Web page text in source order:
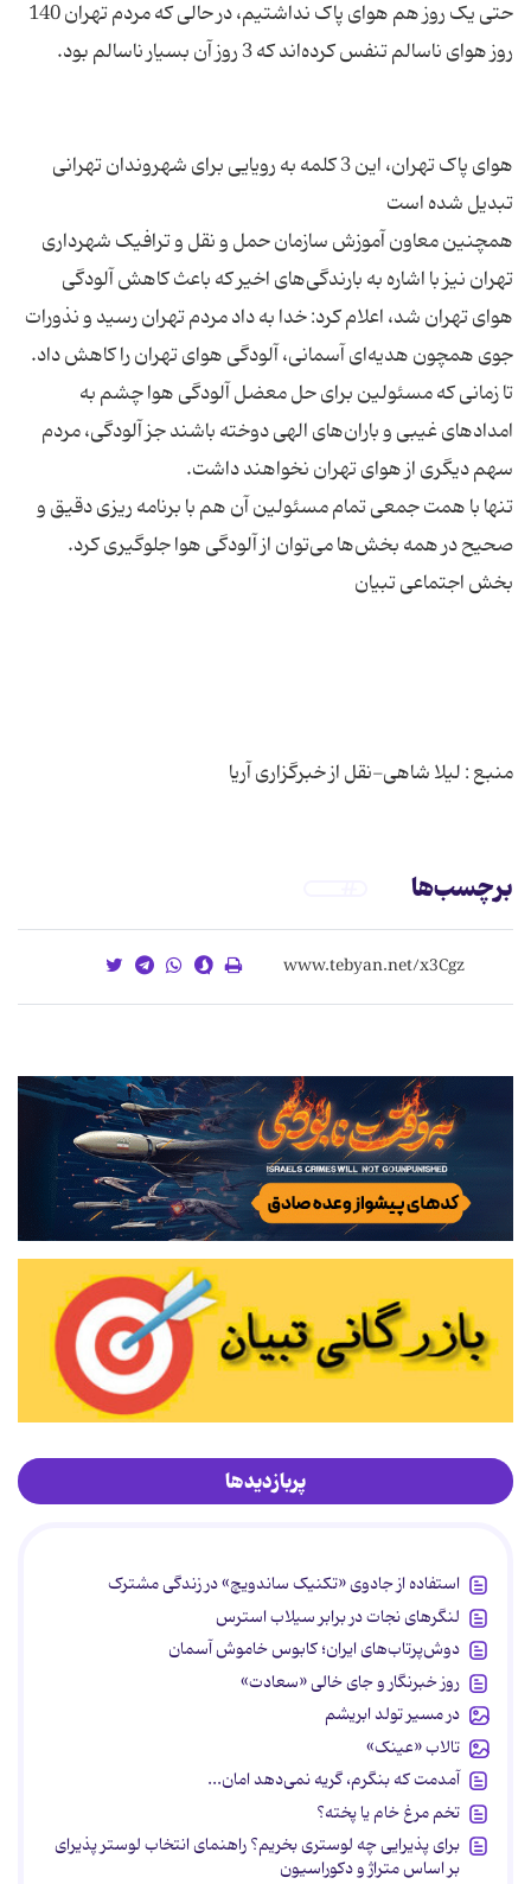
حتی یک روز هم هوای پاک نداشتیم، در حالی که مردم تهران 140
هوای پاک تهران، این 3 کلمه به رویایی برای شهروندان تهرانی
همچنین معاون آموزش سازمان حمل و نقل و ترافیک شهرداری
تهران نیز با اشاره به بارندگی‌های اخیر که باعث کاهش آلودگی
هوای تهران شد، اعلام کرد: خدا به داد مردم تهران رسید و نذورات
تا زمانی که مسئولین برای حل معضل آلودگی هوا چشم به
امدادهای غیبی و باران‌های الهی دوخته باشند جز آلودگی، مردم
تنها با همت جمعی تمام مسئولین آن هم با برنامه ریزی دقیق و
منبع : لیلا شاهی-نقل از خبرگزاری آریا
برچسب‌ها
پربازدیدها
استفاده از جادوی «تکنیک ساندویچ» در زندگی مشترک
لنگرهای نجات در برابر سیلاب استرس
دوش‌پرتاب‌های ایران؛ کابوس خاموش آسمان
روز خبرنگار و جای خالی «سعادت»
در مسیر تولد ابریشم
تالاب «عینک»
آمدمت که بنگرم، گریه نمی‌دهد امان...
تخم مرغ خام یا پخته؟
برای پذیرایی چه لوستری بخریم؟ راهنمای انتخاب لوستر پذیرای
بر اساس متراژ و دکوراسیون